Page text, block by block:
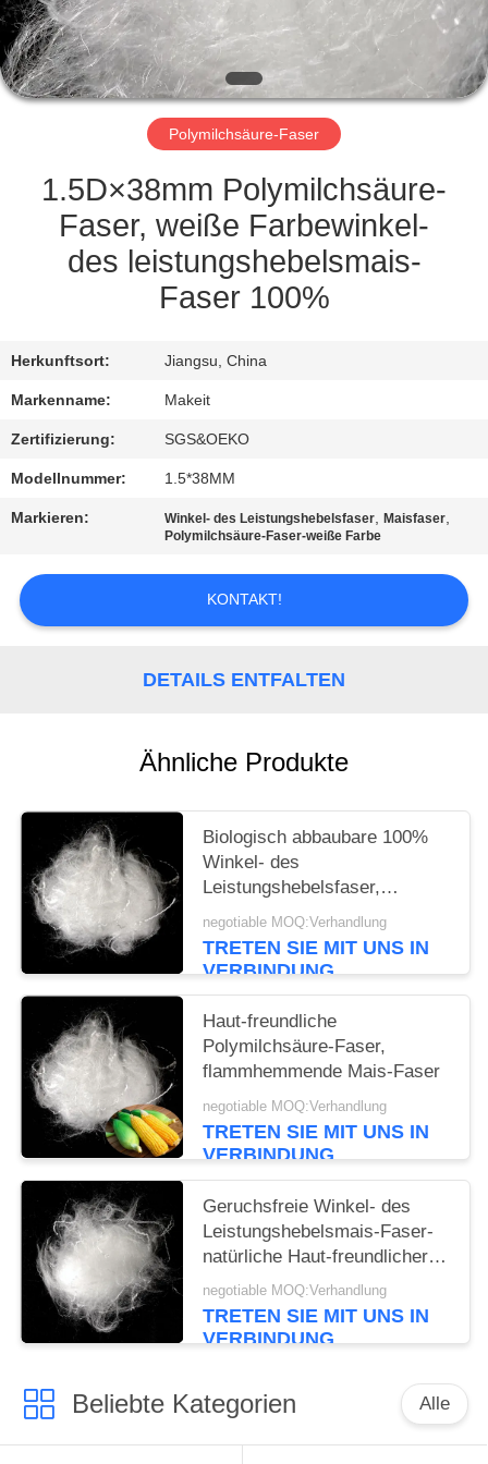
TRETEN
SIE
MIT
VERBINDUNG
NACHRICHTEN
FÄLLE
FORDERN
ZITAT
SITEMAP
Polymilchsäure-Faser
1.5D×38mm Polymilchsäure-
Faser, weiße Farbewinkel-
des leistungshebelsmais-
Faser 100%
Herkunftsort: Jiangsu, China
Markenname: Makeit
Zertifizierung: SGS&OEKO
Modellnummer: 1.5*38MM
Markieren: Winkel- des Leistungshebelsfaser,Maisfaser,
Polymilchsäure-Faser-weiße Farbe
KONTAKT!
DETAILS ENTFALTEN
Ähnliche Produkte
Biologisch abbaubare 100%
Winkel- des
Leistungshebelsfaser,
1.5D×38mm weiße Farbmais-
Faser
negotiable MOQ:Verhandlung
TRETEN SIE MIT UNS IN
VERBINDUNG
Haut-freundliche
Polymilchsäure-Faser,
flammhemmende Mais-Faser
negotiable MOQ:Verhandlung
TRETEN SIE MIT UNS IN
VERBINDUNG
Geruchsfreie Winkel- des
Leistungshebelsmais-Faser-
natürliche Haut-freundlicher
Rohstoff auswechselbar
negotiable MOQ:Verhandlung
TRETEN SIE MIT UNS IN
VERBINDUNG
Beliebte Kategorien Alle